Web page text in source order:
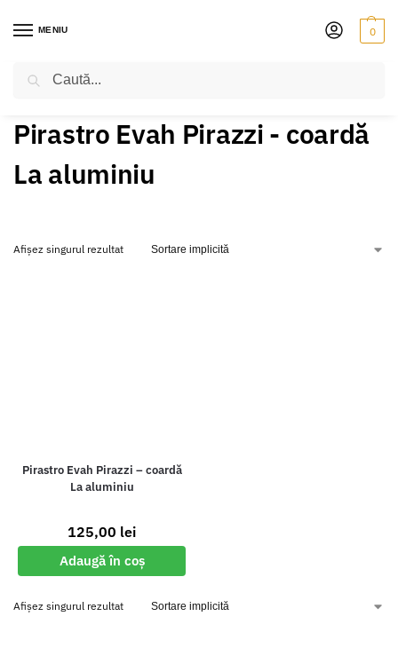
MENIU 0
Pirastro Evah Pirazzi - coardă
La aluminiu
Afișez singurul rezultat
Pirastro Evah Pirazzi – coardă
La aluminiu
125,00 lei
Adaugă în coș
Afișez singurul rezultat